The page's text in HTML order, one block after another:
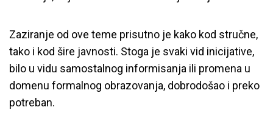
Zaziranje od ove teme prisutno je kako kod stručne,
tako i kod šire javnosti. Stoga je svaki vid inicijative,
bilo u vidu samostalnog informisanja ili promena u
domenu formalnog obrazovanja, dobrodošao i preko
potreban.